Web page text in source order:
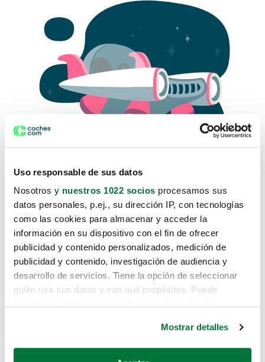
Uso responsable de sus datos
Nosotros y nuestros 1022 socios procesamos sus
datos personales, p.ej., su dirección IP, con tecnologías
como las cookies para almacenar y acceder la
información en su dispositivo con el fin de ofrecer
publicidad y contenido personalizados, medición de
publicidad y contenido, investigación de audiencia y
desarrollo de servicios. Tiene la opción de seleccionar
quién usa sus datos y con qué propósitos. Puede
Mostrar detalles
Lo sentimos, no sabemos como
te hemos traido hasta aquí.
Pero puedes encontrar el coche que estás
buscando en alguno de estos enlaces:
Coches de segunda mano